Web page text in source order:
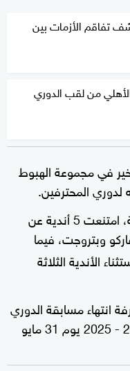
تفاقم الأزمات بين
من لقب الدوري
في مجموعة الهبوط
ووفق ما ذكرت مصادر إعلامية محلية، امتنعت 5 أندية عن
وبتروجت، فيما
الأندية الثلاثة
انتهاء مسابقة الدوري
المصري الممتاز للموسم الجاري 2024 - 2025 يوم 31 مايو